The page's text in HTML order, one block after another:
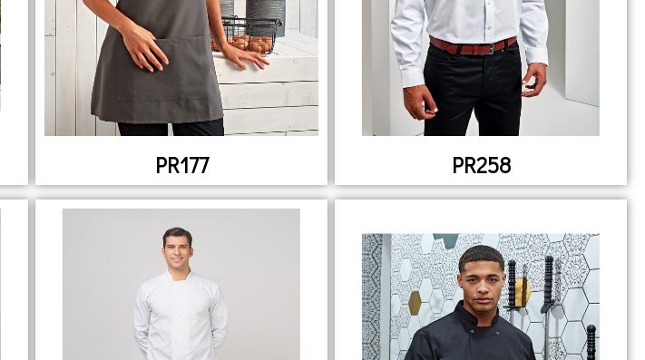
PR177 PR258